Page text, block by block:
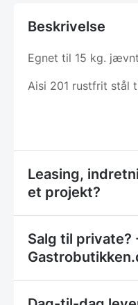
Beskrivelse
Egnet til 15 kg.
Aisi 201 rustfrit stål
Leasing,
et projekt?
Salg til private?